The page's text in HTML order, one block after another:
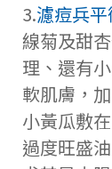
3.濾痘兵
線菊及甜
理、還有
軟肌膚，
小黃瓜敷
過度旺盛